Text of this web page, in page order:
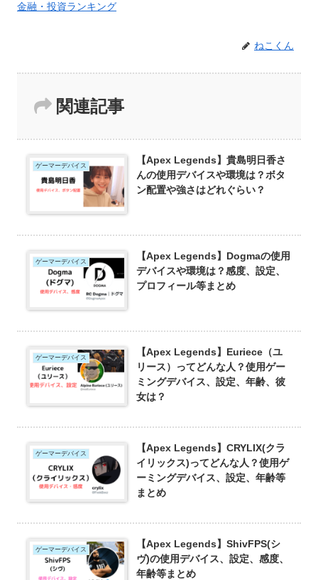
金融・投資ランキング
ねこくん
関連記事
ゲーマーデバイス
【Apex Legends】貴島明日香さ
んの使用デバイスや環境は？ボタ
ン配置や強さはどれぐらい？
ゲーマーデバイス
【Apex Legends】Dogmaの使用
デバイスや環境は？感度、設定、
プロフィール等まとめ
ゲーマーデバイス
【Apex Legends】Euriece（ユ
リース）ってどんな人？使用ゲー
ミングデバイス、設定、年齢、彼
女は？
ゲーマーデバイス
【Apex Legends】CRYLIX(クラ
イリックス)ってどんな人？使用ゲ
ーミングデバイス、設定、年齢等
まとめ
ゲーマーデバイス
【Apex Legends】ShivFPS(シ
ヴ)の使用デバイス、設定、感度、
年齢等まとめ